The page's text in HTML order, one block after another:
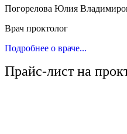
Погорелова Юлия
Врач проктолог
Подробнее о враче...
Прайс-лист на